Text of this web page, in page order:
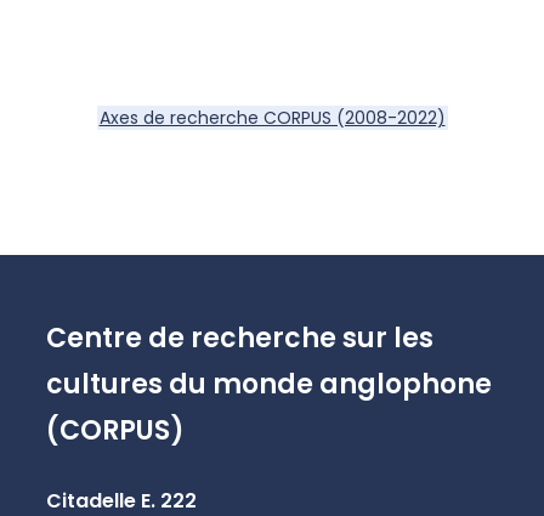
Axes de recherche CORPUS (2008-2022)
Centre de recherche sur les
cultures du monde anglophone
(CORPUS)
Citadelle E. 222